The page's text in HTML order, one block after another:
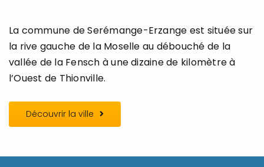
La commune de Serémange-Erzange est située sur
la rive gauche de la Moselle au débouché de la
vallée de la Fensch à une dizaine de kilomètre à
l’Ouest de Thionville.
Découvrir la ville